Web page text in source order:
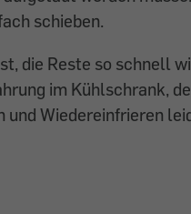
schieben.
die Reste so schnell
im Kühlschrank,
und Wiedereinfrieren